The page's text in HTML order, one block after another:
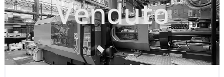
Venduto